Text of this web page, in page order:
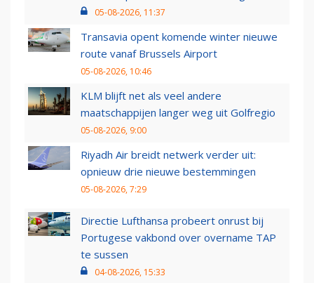
05-08-2026, 11:37
Transavia opent komende winter nieuwe
route vanaf Brussels Airport
05-08-2026, 10:46
KLM blijft net als veel andere
maatschappijen langer weg uit Golfregio
05-08-2026, 9:00
Riyadh Air breidt netwerk verder uit:
opnieuw drie nieuwe bestemmingen
05-08-2026, 7:29
Directie Lufthansa probeert onrust bij
Portugese vakbond over overname TAP
te sussen
04-08-2026, 15:33